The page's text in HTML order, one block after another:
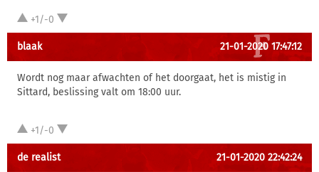
+1/-0
blaak 21-01-2020 17:47:12
Wordt nog maar afwachten of het doorgaat, het is mistig in
Sittard, beslissing valt om 18:00 uur.
+1/-0
de realist 21-01-2020 22:42:24